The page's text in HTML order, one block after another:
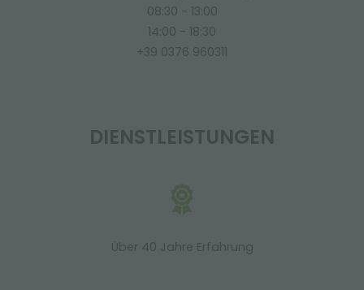
08:30 - 13:00
14:00 - 18:30
+39 0376 960311
DIENSTLEISTUNGEN
Über 40 Jahre Erfahrung